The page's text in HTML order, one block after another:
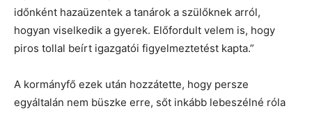
időnként hazaüzentek a tanárok a szülőknek arról,
hogyan viselkedik a gyerek. Előfordult velem is, hogy
piros tollal beírt igazgatói figyelmeztetést kapta.”
A kormányfő ezek után hozzátette, hogy persze
egyáltalán nem büszke erre, sőt inkább lebeszélné róla